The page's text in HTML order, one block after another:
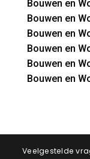
Bouwen en
Bouwen en
Bouwen en
Bouwen en
Bouwen en
Bouwen en
Veelgestelde